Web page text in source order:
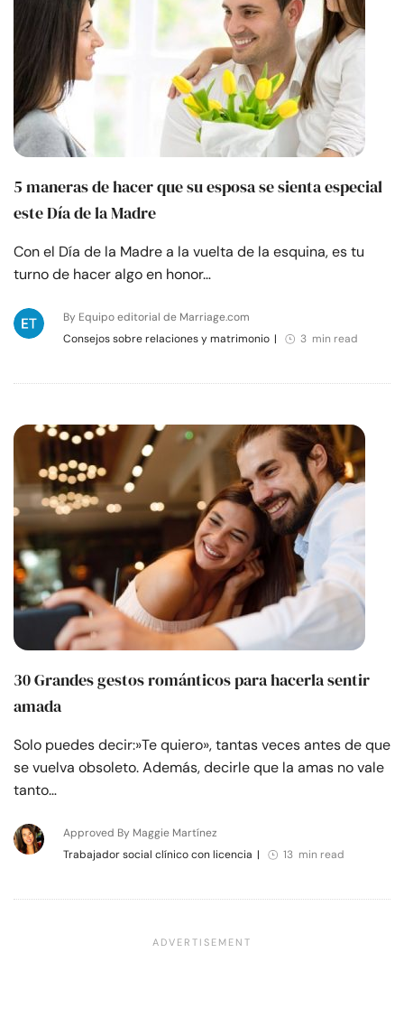
5 maneras de hacer que su esposa se sienta especial
este Día de la Madre
Con el Día de la Madre a la vuelta de la esquina, es tu
turno de hacer algo en honor…
By Equipo editorial de Marriage.com
Consejos sobre relaciones y matrimonio | 3 min read
30 Grandes gestos románticos para hacerla sentir
amada
Solo puedes decir:»Te quiero», tantas veces antes de que
se vuelva obsoleto. Además, decirle que la amas no vale
tanto…
Approved By Maggie Martínez
Trabajador social clínico con licencia | 13 min read